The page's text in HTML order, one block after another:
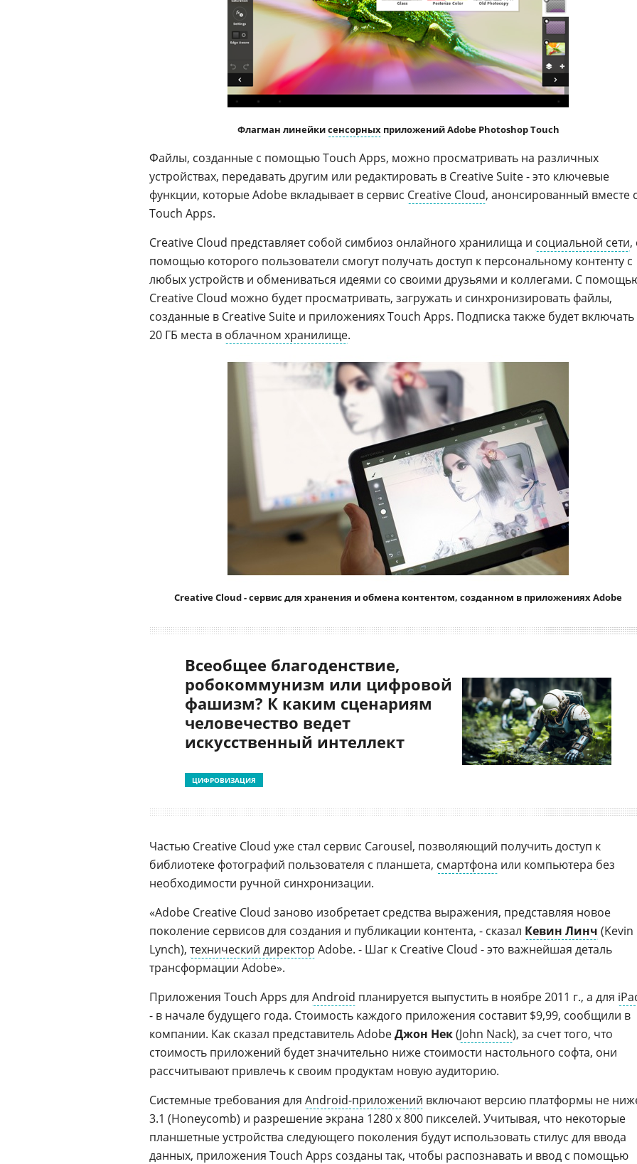
Флагман линейкисенсорныхприложений Adobe Photoshop Touch
Файлы, созданные с помощью Touch Apps, можно просматривать на различных
устройствах, передавать другим или редактировать в Creative Suite - это ключевые
функции, которые Adobe вкладывает в сервис Creative Cloud, анонсированный вместе
Touch Apps.
Creative Cloud представляет собой симбиоз онлайного хранилища и социальной сети,
помощью которого пользователи смогут получать доступ к персональному контенту с
любых устройств и обмениваться идеями со своими друзьями и коллегами. С
Creative Cloud можно будет просматривать, загружать и синхронизировать файлы,
созданные в Creative Suite и приложениях Touch Apps. Подписка также будет включать
20 ГБ места в облачном хранилище.
Creative Cloud - сервис для хранения и обмена контентом, созданном в приложениях Adobe
Всеобщее благоденствие,
робокоммунизм или цифровой
фашизм? К каким сценариям
человечество ведет
искусственный интеллект
ЦИФРОВИЗАЦИЯ
Частью Creative Cloud уже стал сервис Carousel, позволяющий получить доступ к
библиотеке фотографий пользователя с планшета, смартфона или компьютера без
необходимости ручной синхронизации.
«Adobe Creative Cloud заново изобретает средства выражения, представляя новое
поколение сервисов для создания и публикации контента, - сказал Кевин Линч (Kevin
Lynch), технический директор Adobe. - Шаг к Creative Cloud - это важнейшая деталь
трансформации Adobе».
Приложения Touch Apps для Android планируется выпустить в ноябре 2011 г., а для
- в начале будущего года. Стоимость каждого приложения составит $9,99, сообщили в
компании. Как сказал представитель AdobeДжон Нек(John Nack), за счет того, что
стоимость приложений будет значительно ниже стоимости настольного софта, они
рассчитывают привлечь к своим продуктам новую аудиторию.
Системные требования для Android-приложений включают версию платформы не
3.1 (Honeycomb) и разрешение экрана 1280 x 800 пикселей. Учитывая, что некоторые
планшетные устройства следующего поколения будут использовать стилус для ввода
данных, приложения Touch Apps созданы так, чтобы распознавать и ввод с помощью